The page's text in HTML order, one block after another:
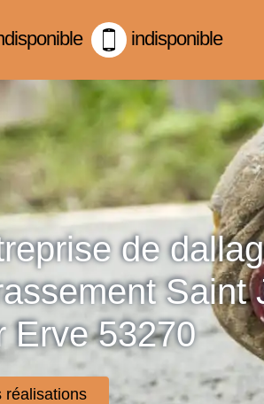
indisponible
de
Saint
Erve 53270
réalisations